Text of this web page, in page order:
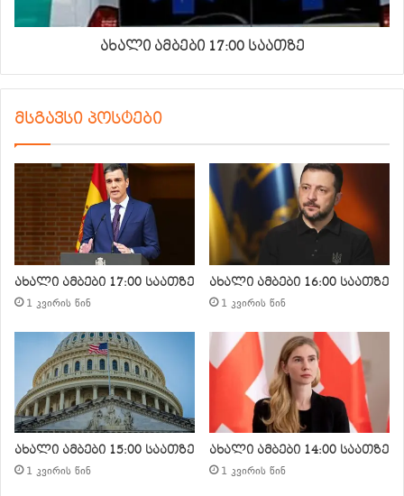
ახალი ამბები 17:00 საათზე
მსგავსი პოსტები
ახალი ამბები 17:00 საათზე
1 კვირის წინ
ახალი ამბები 16:00 საათზე
1 კვირის წინ
ახალი ამბები 15:00 საათზე
1 კვირის წინ
ახალი ამბები 14:00 საათზე
1 კვირის წინ